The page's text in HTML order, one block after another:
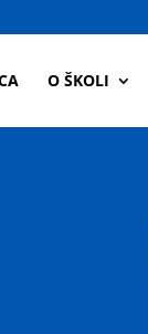
O ŠKOLI